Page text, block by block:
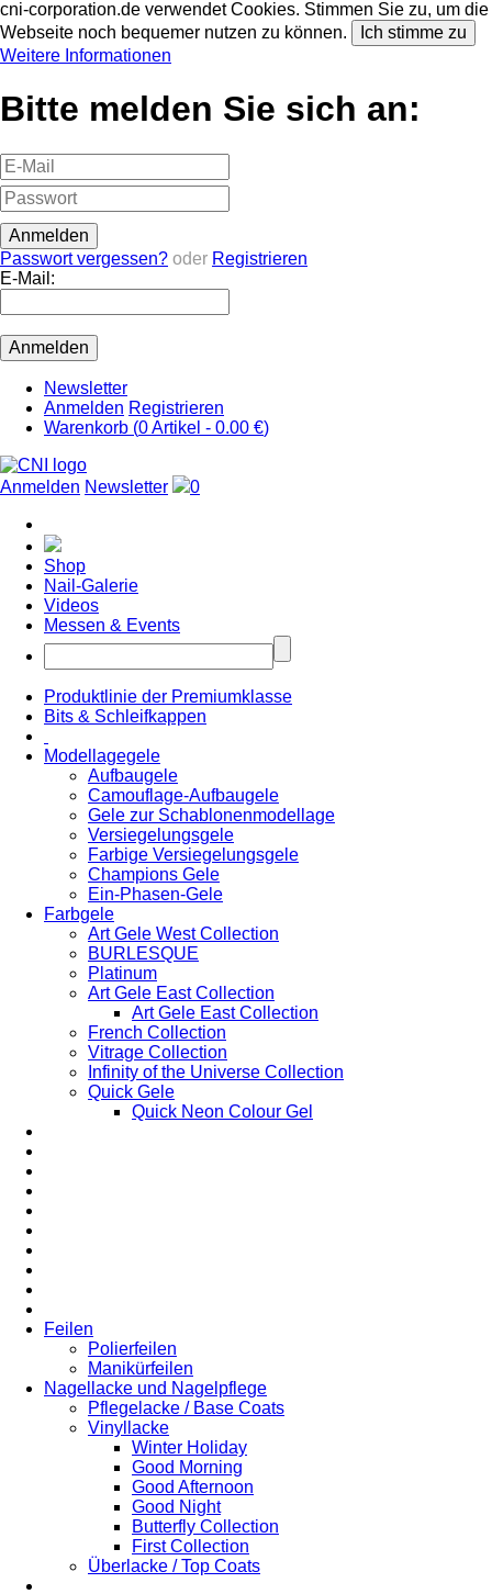
cni-corporation.de verwendet Cookies. Stimmen Sie zu, um die
Webseite noch bequemer nutzen zu können.
Ich stimme zu
Weitere Informationen
Bitte melden Sie sich an:
Passwort vergessen? oder Registrieren
E-Mail:
Newsletter
Anmelden Registrieren
Warenkorb (0Artikel - 0.00 €)
Anmelden Newsletter 0
Shop
Nail-Galerie
Videos
Messen & Events
Produktlinie der Premiumklasse
Bits & Schleifkappen
Modellagegele
Aufbaugele
Camouflage-Aufbaugele
Gele zur Schablonenmodellage
Versiegelungsgele
Farbige Versiegelungsgele
Champions Gele
Ein-Phasen-Gele
Farbgele
Art Gele West Collection
BURLESQUE
Platinum
Art Gele East Collection
Art Gele East Collection
French Collection
Vitrage Collection
Infinity of the Universe Collection
Quick Gele
Quick Neon Colour Gel
Feilen
Polierfeilen
Manikürfeilen
Nagellacke und Nagelpflege
Pflegelacke / Base Coats
Vinyllacke
Winter Holiday
Good Morning
Good Afternoon
Good Night
Butterfly Collection
First Collection
Überlacke / Top Coats